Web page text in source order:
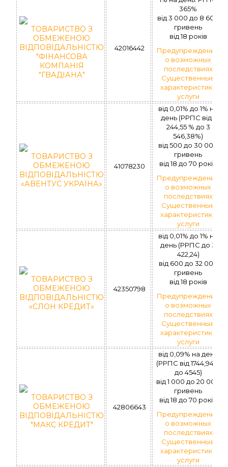
ТОВАРИСТВО З
ОБМЕЖЕНОЮ
ВІДПОВІДАЛЬНІСТЮ
"ФІНАНСОВА
КОМПАНІЯ
"ГВАДІАНА"
42016442
365%
вiд 3 000 до 8 600
гривень
вiд 18 рокiв
Предупреждение
о возможных
последствиях
Существенные
характеристики
услуги
ТОВАРИСТВО З
ОБМЕЖЕНОЮ
ВІДПОВІДАЛЬНІСТЮ
«АВЕНТУС УКРАЇНА»
41078230
вiд 0,01% до 1% на
день (РРПС від 1
244,55 % до 3
546,38%)
вiд 500 до 30 000
гривень
вiд 18 до 70 рокiв
Предупреждение
о возможных
последствиях
Существенные
характеристики
услуги
ТОВАРИСТВО З
ОБМЕЖЕНОЮ
ВІДПОВІДАЛЬНІСТЮ
«СЛОН КРЕДИТ»
42350798
від 0,01% до 1% на
день (РРПС до 3
422,24)
вiд 600 до 32 000
гривень
вiд 18 рокiв
Предупреждение
о возможных
последствиях
Существенные
характеристики
услуги
ТОВАРИСТВО З
ОБМЕЖЕНОЮ
ВІДПОВІДАЛЬНІСТЮ
"МАКС КРЕДИТ"
42806643
від 0,09% на день
(РРПС від 1744,94%
до 4545)
вiд 1 000 до 20 000
гривень
вiд 18 до 70 рокiв
Предупреждение
о возможных
последствиях
Существенные
характеристики
услуги